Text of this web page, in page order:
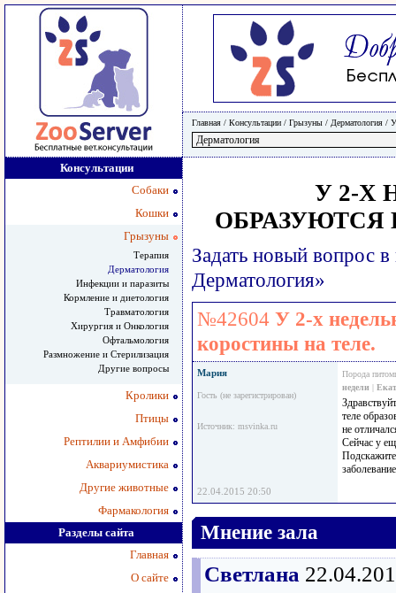
Главная / Консультации / Грызуны / Дерматология /
Консультации
Собаки
Кошки
Грызуны
Терапия
Дерматология
Инфекции и паразиты
Кормление и диетология
Травматология
Хирургия и Онкология
Офтальмология
Размножение и Стерилизация
Другие вопросы
Кролики
Птицы
Рептилии и Амфибии
Аквариумистика
Другие животные
Фармакология
Разделы сайта
Главная
О сайте
У 2-Х
ОБРАЗУЮТСЯ
Задать новый вопрос
Дерматология»
№42604 У 2-х
коростины на теле.
Мария
Гость (не зарегистрирован)
Источник: msvinka.ru
Порода
недели |
теле
не
Сейчас у
22.04.2015 20:50
Мнение зала
Светлана